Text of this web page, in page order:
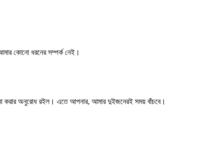
কোনো ধরনের সম্পর্ক নেই।
না করার অনুরোধ রইল। এতে আপনার, আমার দুইজনেরই সময় বাঁচবে।